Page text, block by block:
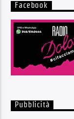
Facebook
Pubblicità